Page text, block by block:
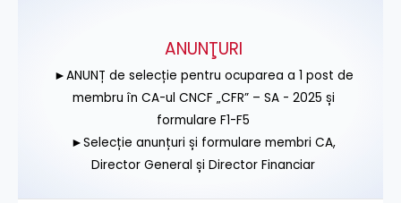
ANUNŢURI
►ANUNȚ de selecție pentru ocuparea a 1 post de
membru în CA-ul CNCF „CFR” – SA - 2025 și
formulare F1-F5
►Selecție anunțuri și formulare membri CA,
Director General și Director Financiar